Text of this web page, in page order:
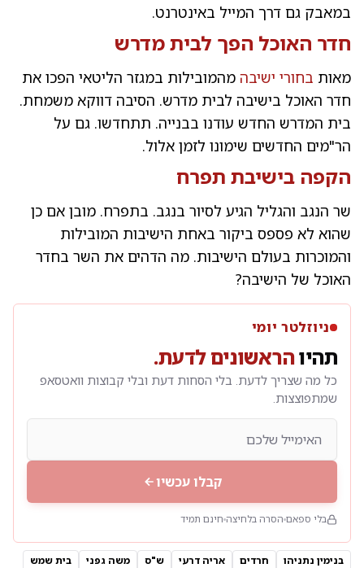
במאבק גם דרך המייל באינטרנט.
חדר האוכל הפך לבית מדרש
מאות בחורי ישיבה מהמובילות במגזר הליטאי הפכו את
חדר האוכל בישיבה לבית מדרש. הסיבה דווקא משמחת.
בית המדרש החדש עודנו בבנייה. תתחדשו. גם על
הר"מים החדשים שימונו לזמן אלול.
הקפה בישיבת תפרח
שר הנגב והגליל הגיע לסיור בנגב. בתפרח. מובן אם כן
שהוא לא פספס ביקור באחת הישיבות המובילות
והמוכרות בעולם הישיבות. מה הדהים את השר בחדר
האוכל של הישיבה?
ניוזלטר יומי
תהיוהראשונים לדעת.
כל מה שצריך לדעת. בלי הסחות דעת ובלי קבוצות וואטסאפ
שמתפוצצות.
קבלו עכשיו
בלי ספאם הסרה בלחיצה חינם תמיד
בנימין נתניהו חרדים אריה דרעי ש"ס משה גפני
בית שמש